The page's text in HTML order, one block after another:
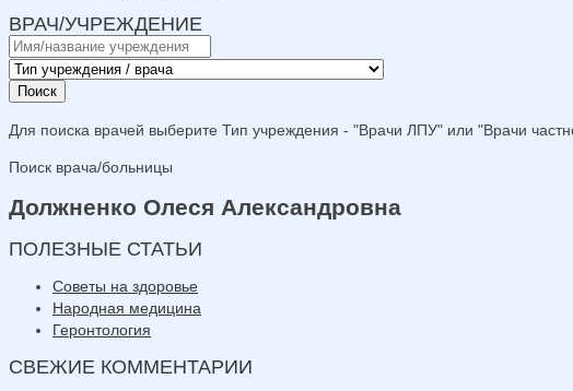
ВРАЧ/УЧРЕЖДЕНИЕ
Поиск
Для поиска врачей выберите Тип учреждения - "Врачи ЛПУ" или "Врачи
Поиск врача/больницы
Должненко Олеся Александровна
ПОЛЕЗНЫЕ СТАТЬИ
Советы на здоровье
Народная медицина
Геронтология
СВЕЖИЕ КОММЕНТАРИИ